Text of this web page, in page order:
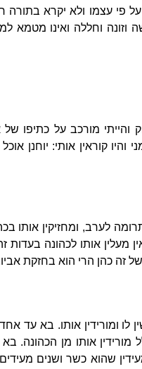
על פי עצמו ולא יקרא בתורה
וזונה וחללה ואינו מטמא
מורכב על כתיפו של
והיו קוראין אותי: יוחנן
לערב, ומחזיקין אותו
מעלין אותו לכהונה
זה כהן הרי הוא בחזקת
לו ומורידין אותו. בא עד
מורידין אותו מן הכהונה.
שהוא כשר ושנים